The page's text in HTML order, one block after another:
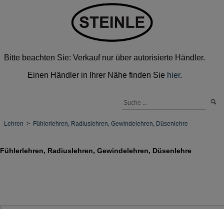
Bitte beachten Sie: Verkauf nur über autorisierte Händler.
Einen Händler in Ihrer Nähe finden Sie hier.
Lehren > Fühlerlehren, Radiuslehren, Gewindelehren, Düsenlehre
Fühlerlehren, Radiuslehren, Gewindelehren, Düsenlehre